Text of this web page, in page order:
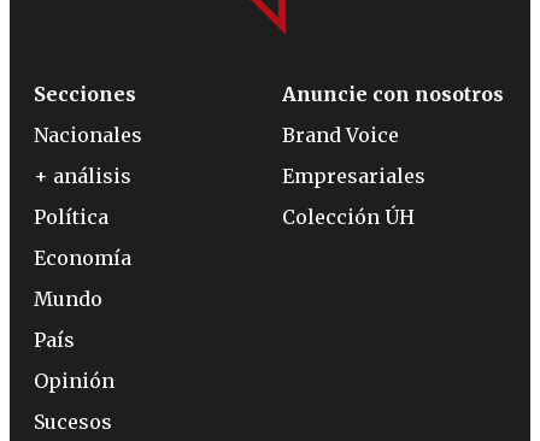
Secciones
Nacionales
+ análisis
Política
Economía
Mundo
País
Opinión
Sucesos
Anuncie con nosotros
Brand Voice
Empresariales
Colección ÚH